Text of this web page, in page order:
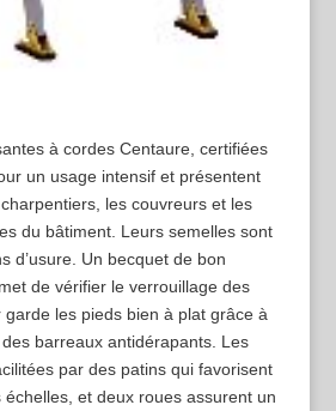
à cordes Centaure, certifiées
un usage intensif et présentent
les couvreurs et les
du bâtiment. Leurs semelles sont
d’usure. Un becquet de bon
de vérifier le verrouillage des
garde les pieds bien à plat grâce à
des barreaux antidérapants. Les
par des patins qui favorisent
échelles, et deux roues assurent un